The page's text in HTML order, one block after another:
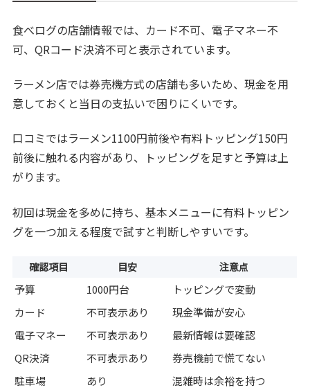
食べログの店舗情報では、カード不可、電子マネー不
可、QRコード決済不可と表示されています。
ラーメン店では券売機方式の店舗も多いため、現金を用
意しておくと当日の支払いで困りにくいです。
口コミではラーメン1100円前後や有料トッピング150円
前後に触れる内容があり、トッピングを足すと予算は上
がります。
初回は現金を多めに持ち、基本メニューに有料トッピン
グを一つ加える程度で試すと判断しやすいです。
確認項目 目安 注意点
予算 1000円台
トッピングで変動
カード
不可表示あり
現金準備が安心
電子マネー
不可表示あり
最新情報は要確認
QR決済
不可表示あり
券売機前で慌てない
駐車場
あり 混雑時は余裕を持つ